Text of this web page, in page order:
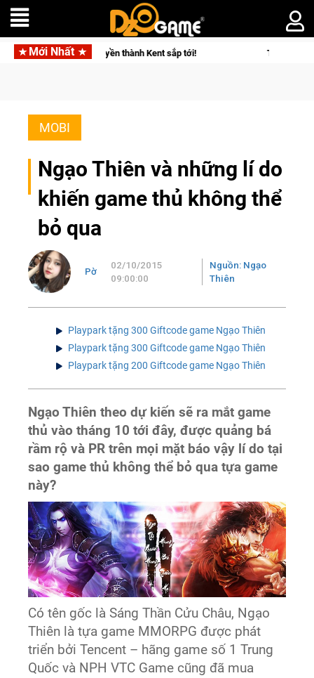
Mới Nhất
Quyền thành Kent sắp tới! Trial Xtreme Freedom –
MOBI
Ngạo Thiên và những lí do
khiến game thủ không thể
bỏ qua
Pờ
02/10/2015
09:00:00
Nguồn: Ngạo
Thiên
Playpark tặng 300 Giftcode game Ngạo Thiên
Playpark tặng 300 Giftcode game Ngạo Thiên
Playpark tặng 200 Giftcode game Ngạo Thiên
Ngạo Thiên theo dự kiến sẽ ra mắt game
thủ vào tháng 10 tới đây, được quảng bá
rầm rộ và PR trên mọi mặt báo vậy lí do tại
sao game thủ không thể bỏ qua tựa game
này?
Có tên gốc là Sáng Thần Cửu Châu, Ngạo
Thiên là tựa game MMORPG được phát
triển bởi Tencent – hãng game số 1 Trung
Quốc và NPH VTC Game cũng đã mua